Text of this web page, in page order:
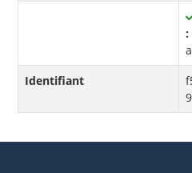
:
Identifiant